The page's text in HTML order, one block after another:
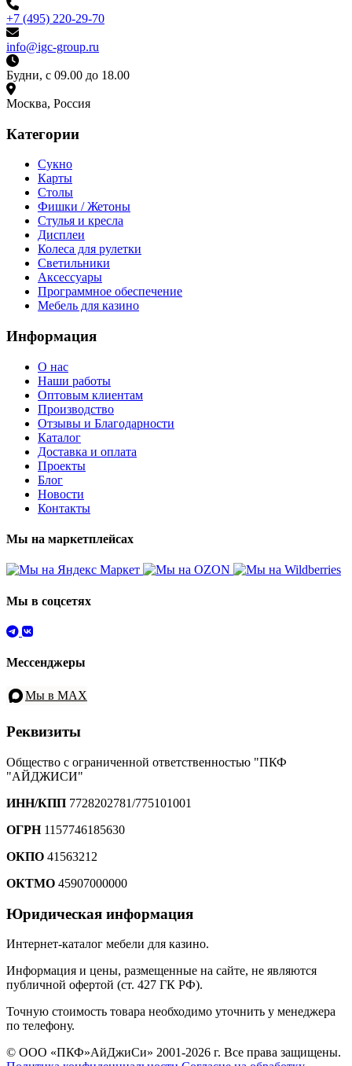
+7 (495) 220-29-70
info@igc-group.ru
Будни, с 09.00 до 18.00
Москва, Россия
Категории
Сукно
Карты
Столы
Фишки / Жетоны
Стулья и кресла
Дисплеи
Колеса для рулетки
Светильники
Аксессуары
Программное обеспечение
Мебель для казино
Информация
О нас
Наши работы
Оптовым клиентам
Производство
Отзывы и Благодарности
Каталог
Доставка и оплата
Проекты
Блог
Новости
Контакты
Мы на маркетплейсах
Мы в соцсетях
Мессенджеры
Мы в MAX
Реквизиты
Общество с ограниченной ответственностью "ПКФ
"АЙДЖИСИ"
ИНН/КПП 7728202781/775101001
ОГРН1157746185630
ОКПО 41563212
ОКТМО 45907000000
Юридическая информация
Интернет-каталог мебели для казино.
Информация и цены, размещенные на сайте, не являются
публичной офертой (ст. 427 ГК РФ).
Точную стоимость товара необходимо уточнить у менеджера
по телефону.
© ООО «ПКФ»АйДжиСи» 2001-2026 г. Все права защищены.